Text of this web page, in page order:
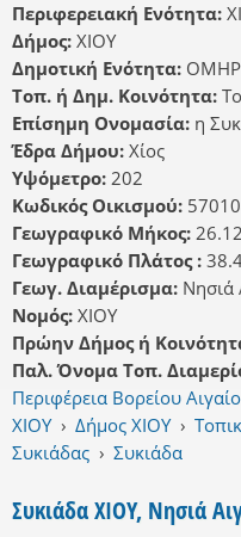
Περιφερειακή Ενότητα:
Δήμος: ΧΙΟΥ
Δημοτική Ενότητα:
Τοπ. ή Δημ. Κοινότητα:
Επίσημη Ονομασία: η
Έδρα Δήμου: Χίος
Υψόμετρο: 202
Κωδικός Οικισμού:
Γεωγραφικό Μήκος:
Γεωγραφικό Πλάτος :
Γεωγ. Διαμέρισμα: Νησιά
Νομός: ΧΙΟΥ
Πρώην Δήμος ή
Παλ. Όνομα Τοπ.
Περιφέρεια Βορείου
ΧΙΟΥ › Δήμος ΧΙΟΥ ›
Συκιάδας › Συκιάδα
Συκιάδα ΧΙΟΥ, Νησιά